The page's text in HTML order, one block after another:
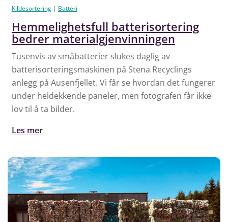
Kildesortering | Batteri
Hemmelighetsfull batterisortering
bedrer materialgjenvinningen
Tusenvis av småbatterier slukes daglig av
batterisorteringsmaskinen på Stena Recyclings
anlegg på Ausenfjellet. Vi får se hvordan det fungerer
under heldekkende paneler, men fotografen får ikke
lov til å ta bilder.
Les mer